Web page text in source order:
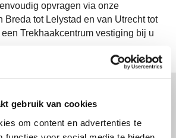
gebruik van cookies
om content en advertenties te
opvragen via onze
Breda tot Lelystad en van Utrecht tot
Trekhaakcentrum vestiging bij u
de buurt
heeft maar liefst